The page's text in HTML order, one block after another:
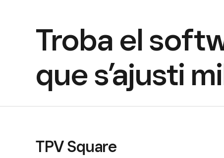
Troba el
que s’ajusti
TPV Square